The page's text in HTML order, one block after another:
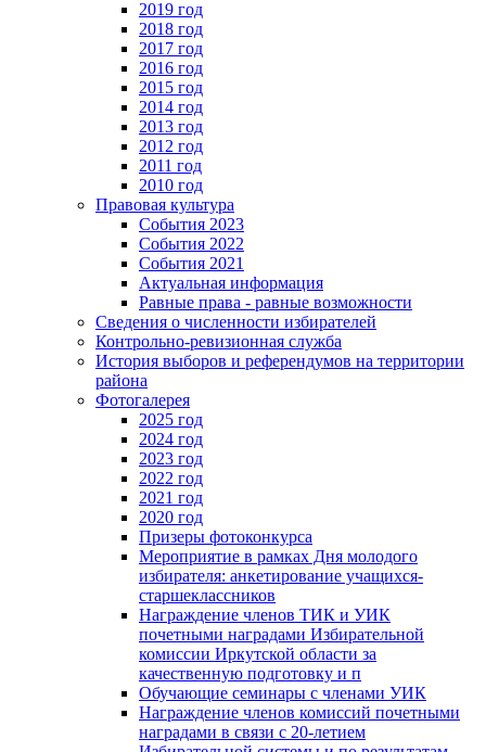
2019 год
2018 год
2017 год
2016 год
2015 год
2014 год
2013 год
2012 год
2011 год
2010 год
Правовая культура
События 2023
События 2022
События 2021
Актуальная информация
Равные права - равные возможности
Сведения о численности избирателей
Контрольно-ревизионная служба
История выборов и референдумов на территории
района
Фотогалерея
2025 год
2024 год
2023 год
2022 год
2021 год
2020 год
Призеры фотоконкурса
Мероприятие в рамках Дня молодого
избирателя: анкетирование учащихся-
старшеклассников
Награждение членов ТИК и УИК
почетными наградами Избирательной
комиссии Иркутской области за
качественную подготовку и п
Обучающие семинары с членами УИК
Награждение членов комиссий почетными
наградами в связи с 20-летием